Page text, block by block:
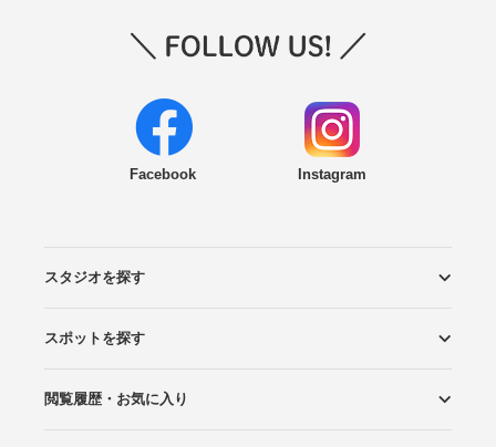
Facebook Instagram
スタジオを探す
エリアから探す
こだわりから探す
NEW PHOTO STYLE
プランから探す
フォトタイプ診断
フォトグラファーから探す
国内リゾートから探す
スポットを探す
ロケーションから探す
スタジオから探す
閲覧履歴・お気に入り